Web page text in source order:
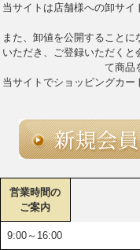
当サイトは店舗様への卸サイ
また、卸値を公開すること
いただき、ご登録いただく
て商品
当サイトでショッピングカー
営業時間の
ご案内
9:00～16:00